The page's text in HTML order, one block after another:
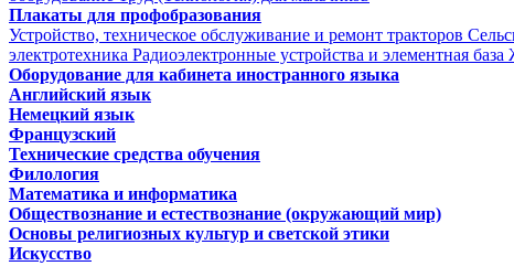
Плакаты для профобразования
Устройство, техническое обслуживание и ремонт тракторов
электротехника Радиоэлектронные устройства и элементная база
Оборудование для кабинета иностранного языка
Английский язык
Немецкий язык
Французский
Технические средства обучения
Филология
Математика и информатика
Обществознание и естествознание (окружающий мир)
Основы религиозных культур и светской этики
Искусство